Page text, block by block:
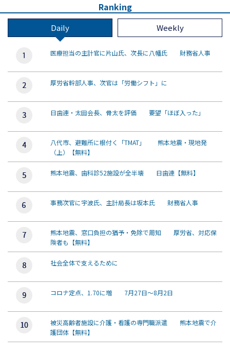
Ranking
Daily Weekly
医療担当の主計官に片山氏、次長に八幡氏 財務省人事
厚労省幹部人事、次官は「労働シフト」に
日歯連・太田会長、骨太を評価 要望「ほぼ入った」
八代市、避難所に根付く「TMAT」 熊本地震・現地発
（上）【無料】
熊本地震、歯科診52施設が全半壊 日歯連【無料】
事務次官に宇波氏、主計局長は坂本氏 財務省人事
熊本地震、窓口負担の猶予・免除で周知 厚労省、対応保
険者も【無料】
社会全体で支えるために
コロナ定点、1.70に増 7月27日～8月2日
被災高齢者施設に介護・看護の専門職派遣 熊本地震で介
護団体【無料】